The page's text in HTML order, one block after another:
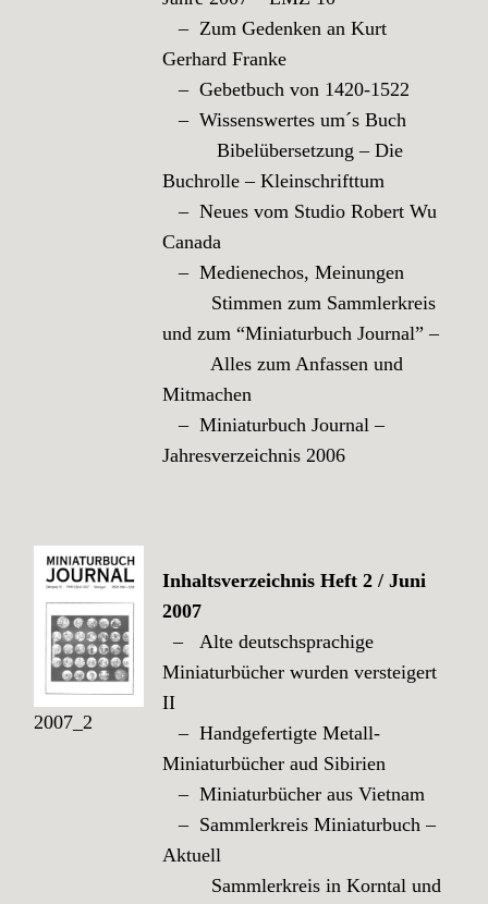
– Zum Gedenken an Kurt
Gerhard Franke
– Gebetbuch von 1420-1522
– Wissenswertes um´s Buch
Bibelübersetzung – Die
Buchrolle – Kleinschrifttum
– Neues vom Studio Robert Wu
Canada
– Medienechos, Meinungen
Stimmen zum Sammlerkreis
und zum “Miniaturbuch Journal” –
Alles zum Anfassen und
Mitmachen
– Miniaturbuch Journal –
Jahresverzeichnis 2006
2007_2
Inhaltsverzeichnis Heft 2 / Juni
2007
– Alte deutschsprachige
Miniaturbücher wurden versteigert
II
– Handgefertigte Metall-
Miniaturbücher aud Sibirien
– Miniaturbücher aus Vietnam
– Sammlerkreis Miniaturbuch –
Aktuell
Sammlerkreis in Korntal und